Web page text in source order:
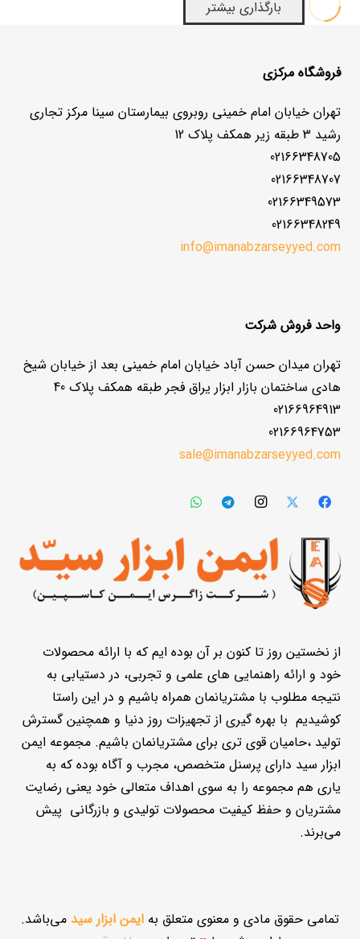
بارگذاری بیشتر
فروشگاه مرکزی
تهران خیابان امام خمینی روبروی بیمارستان سینا مرکز تجاری
رشید 3 طبقه زیر همکف پلاک 12
02166348705
02166348707
02166349573
02166348249
info@imanabzarseyyed.com
واحد فروش شرکت
تهران میدان حسن آباد خیابان امام خمینی بعد از خیابان شیخ
هادی ساختمان بازار ابزار یراق فجر طبقه همکف پلاک 40
02166964913
02166964753
sale@imanabzarseyyed.com
از نخستین روز تا کنون بر آن بوده ایم که با ارائه محصولات
خود و ارائه راهنمایی های علمی و تجربی، در دستیابی به
نتیجه مطلوب با مشتریانمان همراه باشیم و در این راستا
کوشیدیم با بهره گیری از تجهیزات روز دنیا و همچنین گسترش
تولید ،حامیان قوی تری برای مشتریانمان باشیم. مجموعه ایمن
ابزار سید دارای پرسنل متخصص، مجرب و آگاه بوده که به
یاری هم مجموعه را به سوی اهداف متعالی خود یعنی رضایت
مشتریان و حفظ کیفیت محصولات تولیدی و بازرگانی پیش
می‌برند.
تمامی حقوق مادی و معنوی متعلق به ایمن ابزار سید می‌باشد.